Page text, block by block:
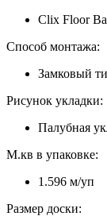
Clix Floor
Способ монтажа:
Замковый
Рисунок укладки:
Палубная
М.кв в упаковке:
1.596 м/уп
Размер доски: